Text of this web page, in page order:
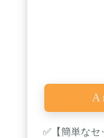
✅【簡単な